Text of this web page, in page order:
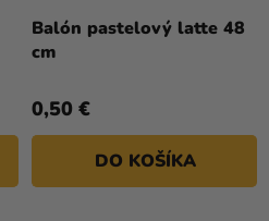
Balón pastelový latte 48
cm
0,50 €
DO KOŠÍKA